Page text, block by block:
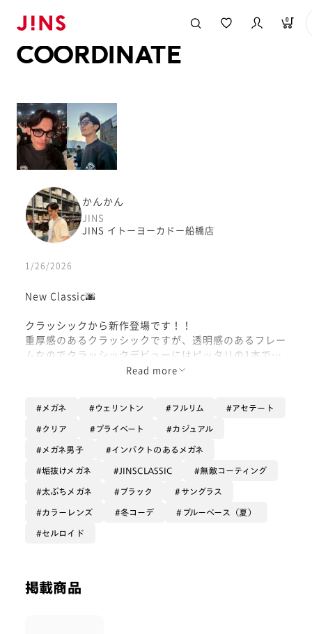
0
COORDINATE
かんかん
JINS
JINS イトーヨーカドー船橋店
1/26/2026
New Classic🌆
クラッシックから新作登場です！！
重厚感のあるクラッシックですが、透明感のあるフレー
ムなのでクラッシックデビューにはピッタリの1本です
ズを好きな色にカスタマイズも可能です！
この日はライブだったので薄めのアッシュカラーに無敵
コーティングのカスタマイズで、無駄な映り込みを減ら
してクリアな視界で楽しむことができました！🏝
ぜひあなただけの1本にカスタマイズしてみてくださ
カラーレンズ:アッシュ
Read more
メガネ ウェリントン フルリム アセテート
クリア プライベート カジュアル
メガネ男子 インパクトのあるメガネ
垢抜けメガネ JINSCLASSIC 無敵コーティング
太ぶちメガネ ブラック サングラス
カラーレンズ 冬コーデ ブルーベース（夏）
セルロイド
掲載商品